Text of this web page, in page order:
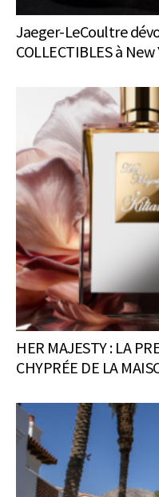
Jaeger-LeCoultre
COLLECTIBLES à New
HER MAJESTY : LA
CHYPRÉE DE LA